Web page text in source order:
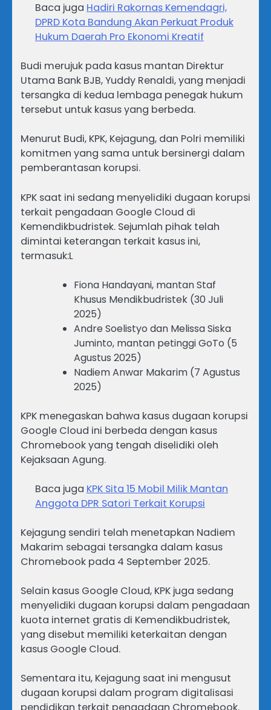
Baca juga Hadiri Rakornas Kemendagri,
DPRD Kota Bandung Akan Perkuat Produk
Hukum Daerah Pro Ekonomi Kreatif
Budi merujuk pada kasus mantan Direktur
Utama Bank BJB, Yuddy Renaldi, yang menjadi
tersangka di kedua lembaga penegak hukum
tersebut untuk kasus yang berbeda.
Menurut Budi, KPK, Kejagung, dan Polri memiliki
komitmen yang sama untuk bersinergi dalam
pemberantasan korupsi.
KPK saat ini sedang menyelidiki dugaan korupsi
terkait pengadaan Google Cloud di
Kemendikbudristek. Sejumlah pihak telah
dimintai keterangan terkait kasus ini,
termasuk:L
Fiona Handayani, mantan Staf
Khusus Mendikbudristek (30 Juli
2025)
Andre Soelistyo dan Melissa Siska
Juminto, mantan petinggi GoTo (5
Agustus 2025)
Nadiem Anwar Makarim (7 Agustus
2025)
KPK menegaskan bahwa kasus dugaan korupsi
Google Cloud ini berbeda dengan kasus
Chromebook yang tengah diselidiki oleh
Kejaksaan Agung.
Baca juga KPK Sita 15 Mobil Milik Mantan
Anggota DPR Satori Terkait Korupsi
Kejagung sendiri telah menetapkan Nadiem
Makarim sebagai tersangka dalam kasus
Chromebook pada 4 September 2025.
Selain kasus Google Cloud, KPK juga sedang
menyelidiki dugaan korupsi dalam pengadaan
kuota internet gratis di Kemendikbudristek,
yang disebut memiliki keterkaitan dengan
kasus Google Cloud.
Sementara itu, Kejagung saat ini mengusut
dugaan korupsi dalam program digitalisasi